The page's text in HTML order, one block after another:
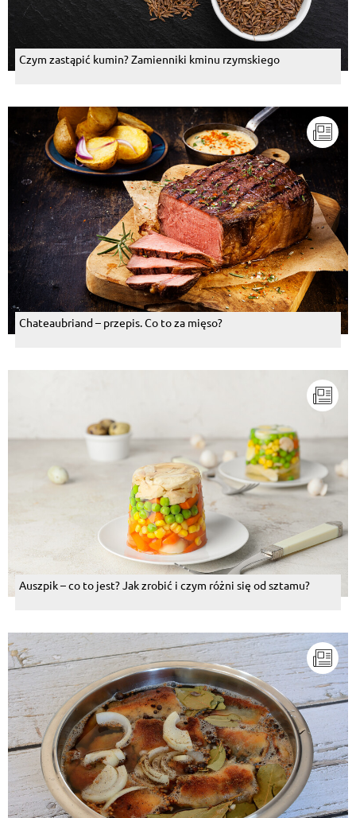
Czym zastąpić kumin? Zamienniki kminu rzymskiego
Chateaubriand – przepis. Co to za mięso?
Auszpik – co to jest? Jak zrobić i czym różni się od sztamu?